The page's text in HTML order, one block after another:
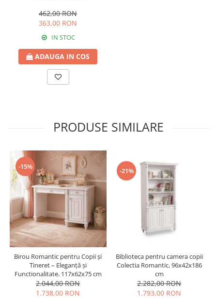
462,00 RON
363,00 RON
IN STOC
ADAUGA IN COS
PRODUSE SIMILARE
-15%
Birou Romantic pentru Copii și
Tineret – Eleganță și
Funcționalitate, 117x62x75 cm
2.044,00 RON
1.738,00 RON
-21%
Biblioteca pentru camera copii
Colectia Romantic, 96x42x186
cm
2.282,00 RON
1.793,00 RON